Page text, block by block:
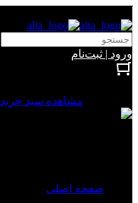
ورود | ثبت‌نام
مشاهده سبد خرید
صفحه اصلی